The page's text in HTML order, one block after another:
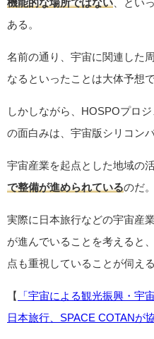
機能的な場所ではない 、とい
ある。
名前の通り、宇宙に関連した
なるといったことは大体予想
しかしながら、HOSPOプロ
の面白みは、宇宙版シリコン
宇宙産業を起点とした地域の
で整備が進められているのだ。
実際に日本旅行などの宇宙産
が進んでいることを考えると
点も重視していることが伺える
【 「宇宙による観光振興・宇
日本旅行、SPACE COTANが